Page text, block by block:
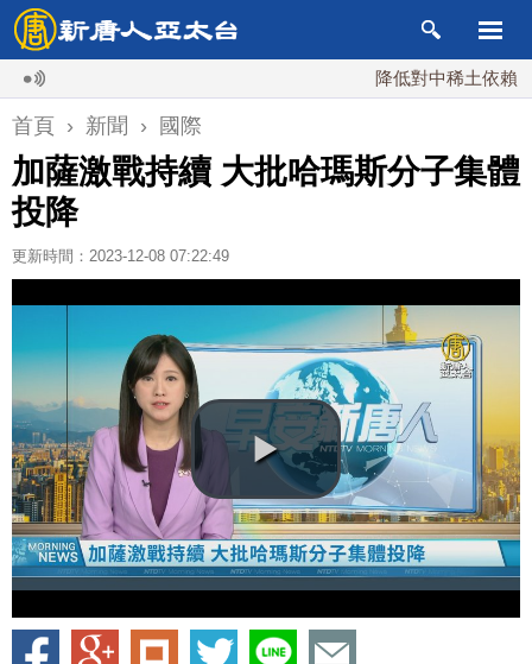
降低對中稀土依賴 川普
首頁 › 新聞 › 國際
加薩激戰持續 大批哈瑪斯分子集體
投降
更新時間：2023-12-08 07:22:49